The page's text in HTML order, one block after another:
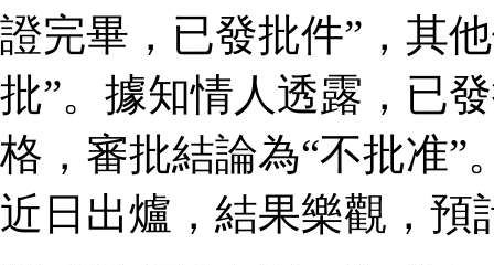
證完畢，已發批件”，其
批”。據知情人透露，已
格，審批結論為“不批准”
近日出爐，結果樂觀，預